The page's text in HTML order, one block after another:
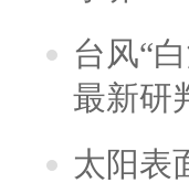
台风“
最新研
太阳表